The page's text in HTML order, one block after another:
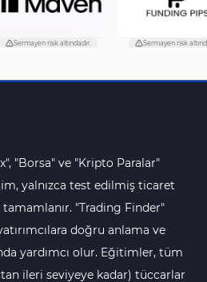
Sermayen risk altındadır. Sermayen risk
"Borsa" ve "Kripto Paralar"
yalnızca test edilmiş ticaret
"Trading Finder"
doğru anlama ve
yardımcı olur. Eğitimler, tüm
ileri seviyeye kadar) tüccarlar